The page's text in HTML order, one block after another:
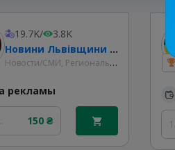
19.7K/
3.8K
Новини Львівщини та України
Новости/СМИ, Региональные
рекламы
150 ₴